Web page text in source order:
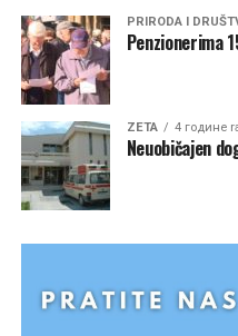
PRIRODA I
Penzionerima
ZETA 4 године
Neuobičajen